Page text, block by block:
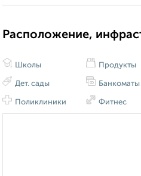
Расположение,
Школы
Дет. сады
Поликлиники
Продукты
Банкоматы
Фитнес